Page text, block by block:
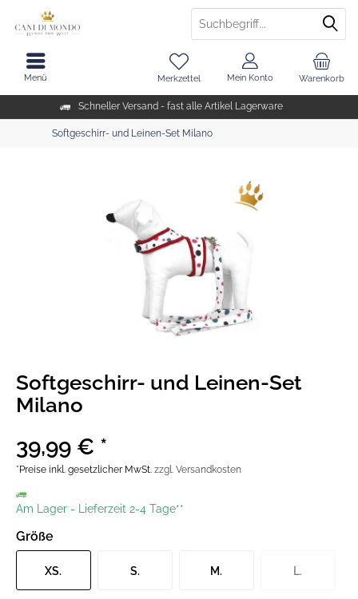
Schneller Versand - fast alle Artikel Lagerware
Warenkorb
Merkzettel Mein Konto
Menü
Softgeschirr- und Leinen-Set Milano
Softgeschirr- und Leinen-Set
Milano
39,99 € *
*Preise inkl. gesetzlicher MwSt. zzgl. Versandkosten
Am Lager - Lieferzeit 2-4 Tage**
Größe
XS. S. M. L.